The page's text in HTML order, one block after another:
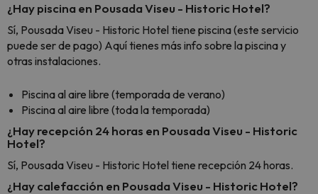
¿Hay piscina en Pousada Viseu - Historic Hotel?
Sí, Pousada Viseu - Historic Hotel tiene piscina (este servicio
puede ser de pago) Aquí tienes más info sobre la piscina y
otras instalaciones.
Piscina al aire libre (temporada de verano)
Piscina al aire libre (toda la temporada)
¿Hay recepción 24 horas en Pousada Viseu - Historic
Hotel?
Sí, Pousada Viseu - Historic Hotel tiene recepción 24 horas.
¿Hay calefacción en Pousada Viseu - Historic Hotel?